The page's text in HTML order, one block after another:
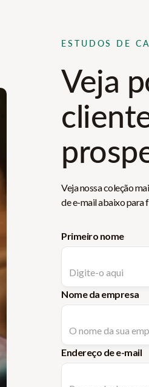
ESTUDOS DE
Veja
Veja nossa coleção
de e-mail abaixo para
Primeiro nome
Nome da empresa
Endereço de e-mail